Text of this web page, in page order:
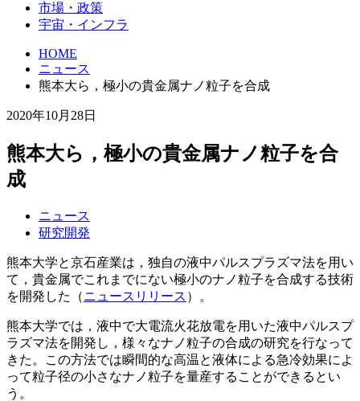
市場・政策
宇宙・インフラ
HOME
ニュース
熊本大ら，極小の貴金属ナノ粒子を合成
2020年10月28日
熊本大ら，極小の貴金属ナノ粒子を合
成
ニュース
研究開発
熊本大学と京石産業は，独自の液中パルスプラズマ法を用い
て，貴金属でこれまでにない極小のナノ粒子を合成する技術
を開発した（ニュースリリース ）。
熊本大学では，液中で大電流火花放電を用いた液中パルスプ
ラズマ法を開発し，様々なナノ粒子の合成の研究を行なって
きた。この方法では瞬間的な高温と液体による急冷効果によ
って粒子径の小さなナノ粒子を量産することができるとい
う。